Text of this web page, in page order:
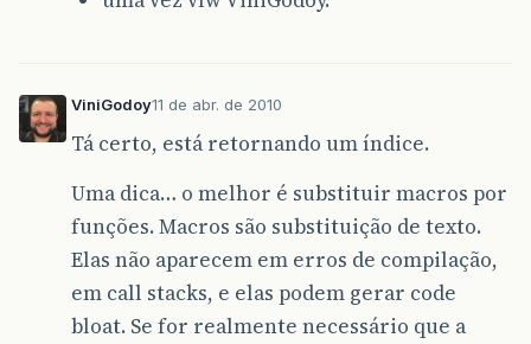
ViniGodoy11 de abr. de 2010
Tá certo, está retornando um índice.
Uma dica… o melhor é substituir macros por
funções. Macros são substituição de texto.
Elas não aparecem em erros de compilação,
em call stacks, e elas podem gerar code
bloat. Se for realmente necessário que a